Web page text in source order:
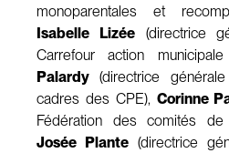
monoparentales et
Isabelle Lizée(directrice
Carrefour action
Palardy (directrice
cadres des CPE), Corinne
Fédération des comités
Josée Plante (directrice